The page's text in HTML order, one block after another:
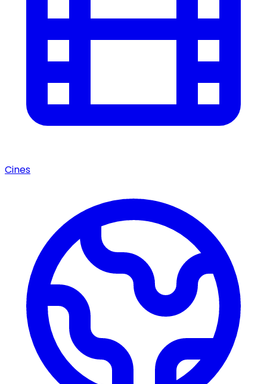
Cines